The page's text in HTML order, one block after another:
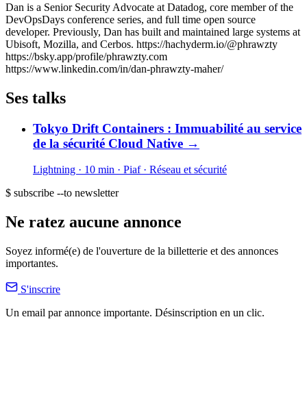
Dan is a Senior Security Advocate at Datadog, core member of the
DevOpsDays conference series, and full time open source
developer. Previously, Dan has built and maintained large systems at
Ubisoft, Mozilla, and Cerbos. https://hachyderm.io/@phrawzty
https://bsky.app/profile/phrawzty.com
https://www.linkedin.com/in/dan-phrawzty-maher/
Ses talks
Tokyo Drift Containers : Immuabilité au service
de la sécurité Cloud Native →
Lightning · 10 min · Piaf · Réseau et sécurité
$ subscribe --to newsletter
Ne ratez aucune annonce
Soyez informé(e) de l'ouverture de la billetterie et des annonces
importantes.
S'inscrire
Un email par annonce importante. Désinscription en un clic.